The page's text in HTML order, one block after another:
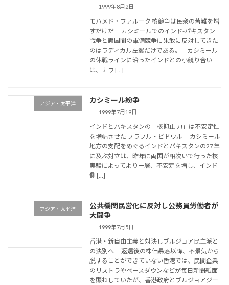
1999年8月2日
モハメド・ファルーク 核競争は民衆の苦難を増
すだけだ カシミールでのインド-パキスタン
戦争と両国間の軍備競争に果敢に反対してきた
のはラディカル左翼だけである。 カシミール
の休戦ラインに沿ったインドとの小競り合い
は、ナワ […]
アジア・太平洋 カシミール紛争
1999年7月19日
インドとパキスタンの「核抑止 力」は不安定性
を増幅させた プラフル・ビドワル カシミール
地方の支配をめぐるインドとパキスタンの27年
に及ぶ対立は、昨年に両国が相次いで行った核
実験によってより一層、不安定を増し、インド
側 […]
アジア・太平洋
公共機関民営化に反対し公務員労働者が
大闘争
1999年7月5日
香港・新自由主義と対決しブルジョア民主派と
の決別へ 返還後の株価暴落以降、不景気から
脱することができていない香港では、民間企業
のリストラやベースダウンなどが毎日新聞紙面
を賑わしていたが、香港政府とブルジョアジー